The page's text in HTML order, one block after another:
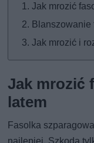
Jak mrozić
Jak mrozić i
Jak mrozić
latem
Fasolka